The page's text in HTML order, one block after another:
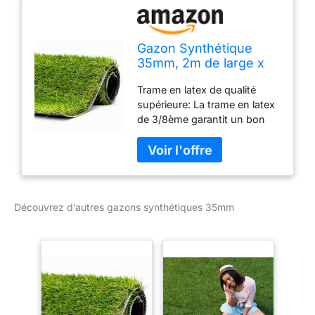
Gazon Synthétique
35mm, 2m de large x
Trame en latex de qualité
supérieure: La trame en latex
de 3/8ème garantit un bon
réaliste, offrant un
compromis entre budget,
esthétique et durabilité, qui
Résistance exceptionnelle
craindra ni le temps ni les
jardin intact à travers les
saisons pour un espace
verdoyant sans entretien
coûteux Caractéristiques
Découvrez d’autres gazons synthétiques 35mm